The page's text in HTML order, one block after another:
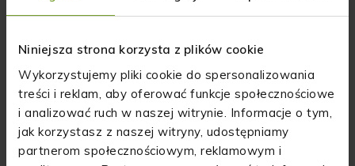
Niniejsza strona korzysta z plików cookie
Wykorzystujemy pliki cookie do spersonalizowania
treści i reklam, aby oferować funkcje społecznościowe
i analizować ruch w naszej witrynie. Informacje o tym,
jak korzystasz z naszej witryny, udostępniamy
partnerom społecznościowym, reklamowym i
Jak zbieramy opinie?
Opinie klientów
Pytania i odpowiedzi (0)